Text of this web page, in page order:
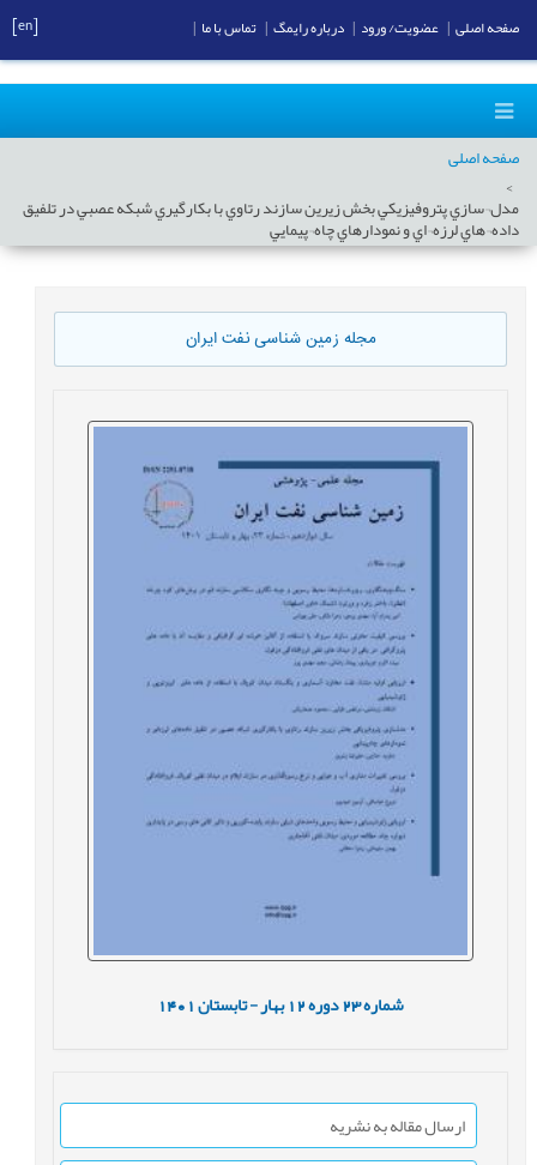
صفحه اصلی
مدل¬سازي پتروفيزيکي بخش زيرين سازند رتاوي با بکارگيري شبکه عصبي در تلفيق
داده¬هاي لرزه¬اي و نمودارهاي چاه¬پيمايي
مجله زمین شناسی نفت ایران
شماره23 دوره12 بهار - تابستان1401
ارسال مقاله به نشریه
صفحه اصلی عضویت/ ورود درباره رایمگ تماس با ما